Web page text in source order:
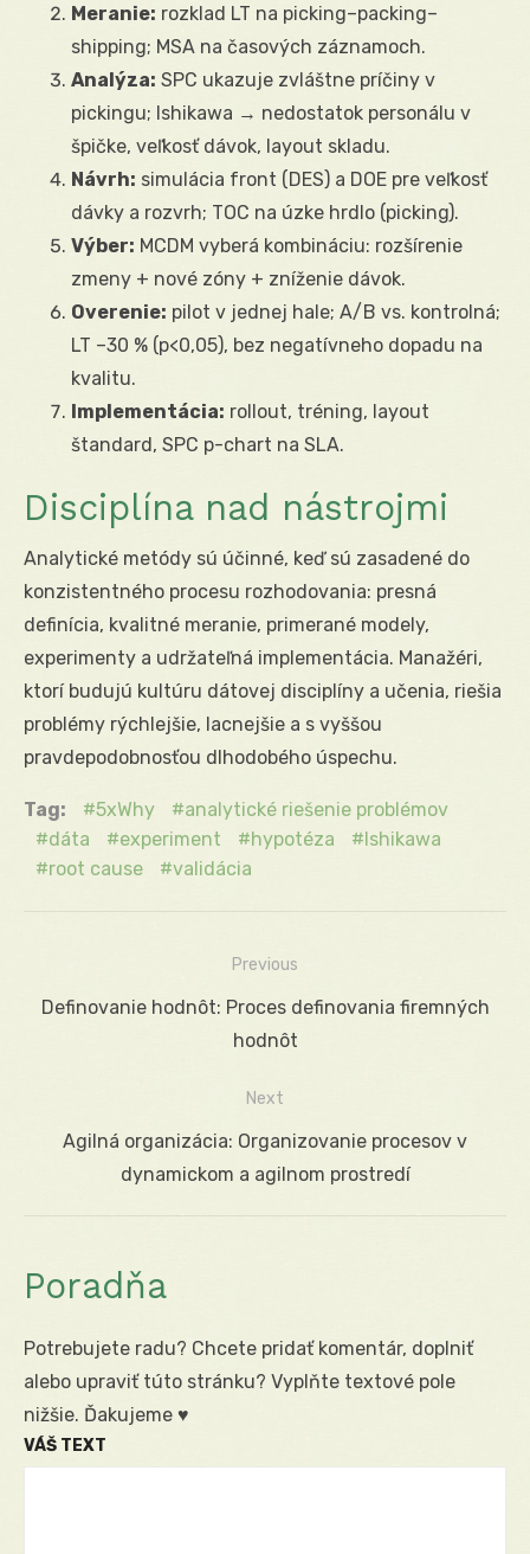
Meranie: rozklad LT na picking–packing–
shipping; MSA na časových záznamoch.
Analýza: SPC ukazuje zvláštne príčiny v
pickingu; Ishikawa → nedostatok personálu v
špičke, veľkosť dávok, layout skladu.
Návrh: simulácia front (DES) a DOE pre veľkosť
dávky a rozvrh; TOC na úzke hrdlo (picking).
Výber: MCDM vyberá kombináciu: rozšírenie
zmeny + nové zóny + zníženie dávok.
Overenie: pilot v jednej hale; A/B vs. kontrolná;
LT –30 % (p<0,05), bez negatívneho dopadu na
kvalitu.
Implementácia: rollout, tréning, layout
štandard, SPC p-chart na SLA.
Disciplína nad nástrojmi
Analytické metódy sú účinné, keď sú zasadené do
konzistentného procesu rozhodovania: presná
definícia, kvalitné meranie, primerané modely,
experimenty a udržateľná implementácia. Manažéri,
ktorí budujú kultúru dátovej disciplíny a učenia, riešia
problémy rýchlejšie, lacnejšie a s vyššou
pravdepodobnosťou dlhodobého úspechu.
Tag: 5xWhy
analytické riešenie problémov
dáta
experiment hypotéza
Ishikawa
root cause
validácia
Navigácia
Previous
Previous
Definovanie hodnôt: Proces definovania firemných
hodnôt
Next
NextAgilná organizácia: Organizovanie procesov v
dynamickom a agilnom prostredí
Poradňa
Potrebujete radu? Chcete pridať komentár, doplniť
alebo upraviť túto stránku? Vyplňte textové pole
nižšie. Ďakujeme ♥
VÁŠ TEXT